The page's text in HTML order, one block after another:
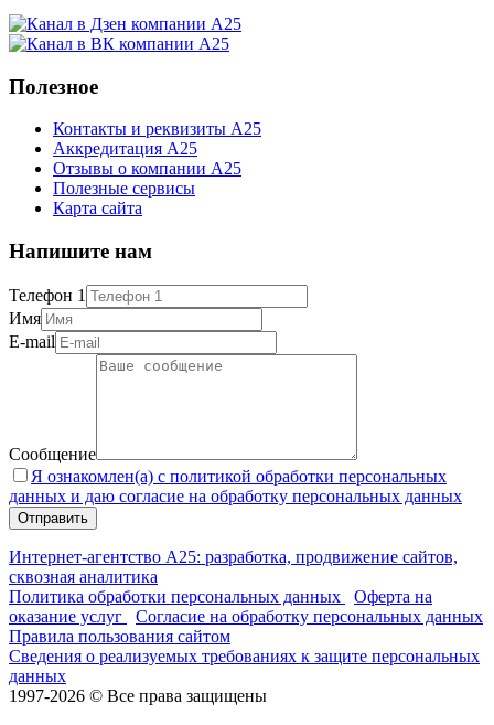
Полезное
Контакты и реквизиты А25
Аккредитация А25
Отзывы о компании А25
Полезные сервисы
Карта сайта
Напишите нам
Телефон 1
Имя
E-mail
Сообщение
Я ознакомлен(а) с политикой обработки персональных
данных и даю согласие на обработку персональных данных
Интернет-агентство А25: разработка, продвижение сайтов,
сквозная аналитика
Политика обработки персональных данных
Оферта на
оказание услуг
Согласие на обработку персональных данных
Правила пользования сайтом
Сведения о реализуемых требованиях к защите персональных
данных
1997-2026 © Все права защищены